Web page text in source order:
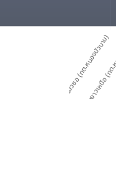
หมู่ 1 บ้าน หนองวัวซอ (ทต.หนองบัวบาน)
หมู่ 3 บ้าน หนองหมู่ 4